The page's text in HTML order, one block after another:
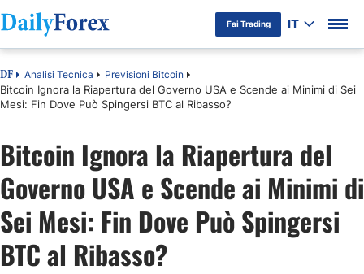
Fai Trading IT
DF Analisi Tecnica Previsioni Bitcoin
Bitcoin Ignora la Riapertura del Governo USA e Scende ai Minimi di Sei
Mesi: Fin Dove Può Spingersi BTC al Ribasso?
Bitcoin Ignora la Riapertura del
Governo USA e Scende ai Minimi di
Sei Mesi: Fin Dove Può Spingersi
BTC al Ribasso?